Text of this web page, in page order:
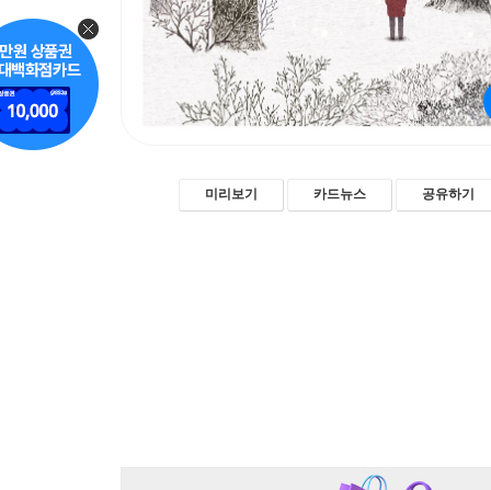
미리보기 카드뉴스 공유하기